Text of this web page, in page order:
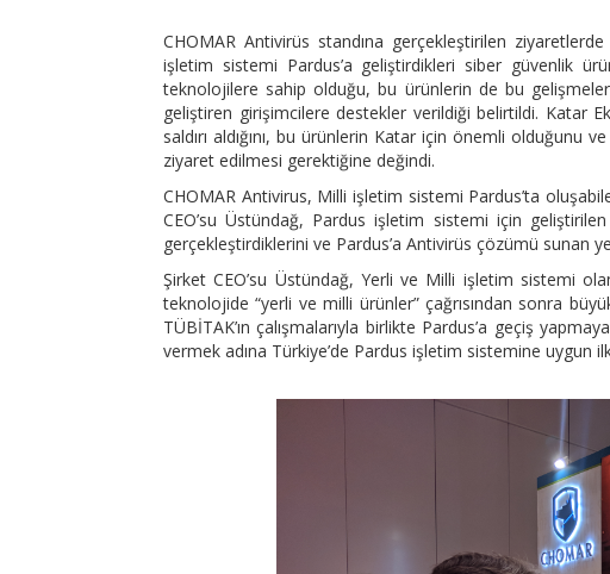
CHOMAR Antivirüs standına gerçekleştirilen ziyaretlerde
işletim sistemi Pardus’a geliştirdikleri siber güvenlik
teknolojilere sahip olduğu, bu ürünlerin de bu
geliştiren girişimcilere destekler verildiği belirtildi. Katar
saldırı aldığını, bu ürünlerin Katar için önemli olduğunu
ziyaret edilmesi gerektiğine değindi.
CHOMAR Antivirus, Milli işletim sistemi Pardus’ta
CEO’su Üstündağ, Pardus işletim sistemi için
gerçekleştirdiklerini ve Pardus’a Antivirüs çözümü sunan
Şirket CEO’su Üstündağ, Yerli ve Milli işletim sistemi
teknolojide “yerli ve milli ürünler” çağrısından sonra
TÜBİTAK’ın çalışmalarıyla birlikte Pardus’a geçiş
vermek adına Türkiye’de Pardus işletim sistemine uygun